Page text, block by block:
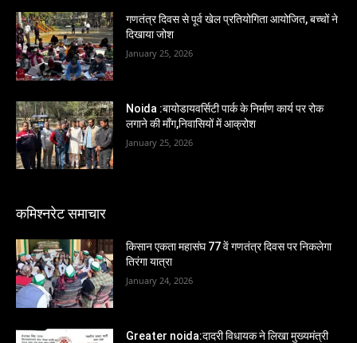
गणतंत्र दिवस से पूर्व खेल प्रतियोगिता आयोजित, बच्चों ने
दिखाया जोश
January 25, 2026
Noida :बायोडायवर्सिटी पार्क के निर्माण कार्य पर रोक
लगाने की माँग,निवासियों में आक्रोश
January 25, 2026
कमिश्नरेट समाचार
किसान एकता महासंघ 77 वें गणतंत्र दिवस पर निकलेगा
तिरंगा यात्रा
January 24, 2026
Greater noida:दादरी विधायक ने लिखा मुख्यमंत्री